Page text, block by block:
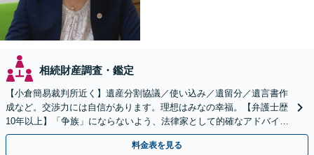
相続財産調査・鑑定
【小倉簡易裁判所近く】遺産分割協議／使い込み／遺留分／遺言書作
成など。交渉力には自信があります。理想はみなの幸福。【弁護士歴
10年以上】「争族」にならないよう、法律家として的確なアドバイス
をいたします【最短即日対応OK】
料金表を見る